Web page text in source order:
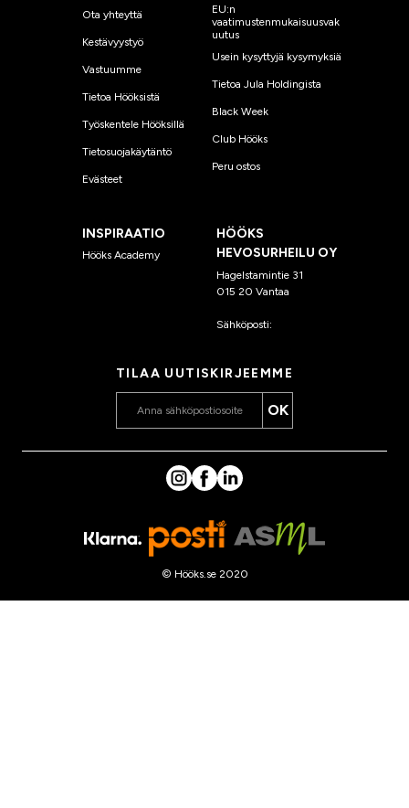
Ota yhteyttä
Kestävyystyö
Vastuumme
Tietoa Hööksistä
Työskentele Hööksillä
Tietosuojakäytäntö
Evästeet
EU:n
vaatimustenmukaisuusvak
uutus
Usein kysyttyjä kysymyksiä
Tietoa Jula Holdingista
Black Week
Club Hööks
Peru ostos
INSPIRAATIO
Hööks Academy
HÖÖKS
HEVOSURHEILU OY
Hagelstamintie 31
015 20 Vantaa
Sähköposti:
TILAA UUTISKIRJEEMME
OK
© Hööks.se 2020